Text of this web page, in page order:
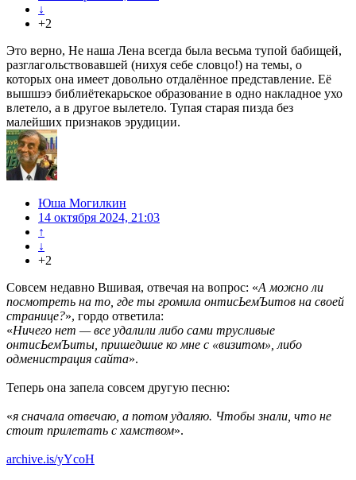
↓
+2
Это верно, Не наша Лена всегда была весьма тупой бабищей,
разглагольствовавшей (нихуя себе словцо!) на темы, о
которых она имеет довольно отдалённое представление. Её
вышшээ библиётекарьское образование в одно накладное ухо
влетело, а в другое вылетело. Тупая старая пизда без
малейших признаков эрудиции.
Юша Могилкин
14 октября 2024, 21:03
↑
↓
+2
Совсем недавно Вшивая, отвечая на вопрос: «А можно ли
посмотреть на то, где ты громила онтисЬемЪитов на своей
странице?», гордо ответила:
«Ничего нет — все удалили либо сами трусливые
онтисЬемЪиты, пришедшие ко мне с «визитом», либо
одменистрация сайта».
Теперь она запела совсем другую песню:
«я сначала отвечаю, а потом удаляю. Чтобы знали, что не
стоит прилетать с хамством».
archive.is/yYcoH